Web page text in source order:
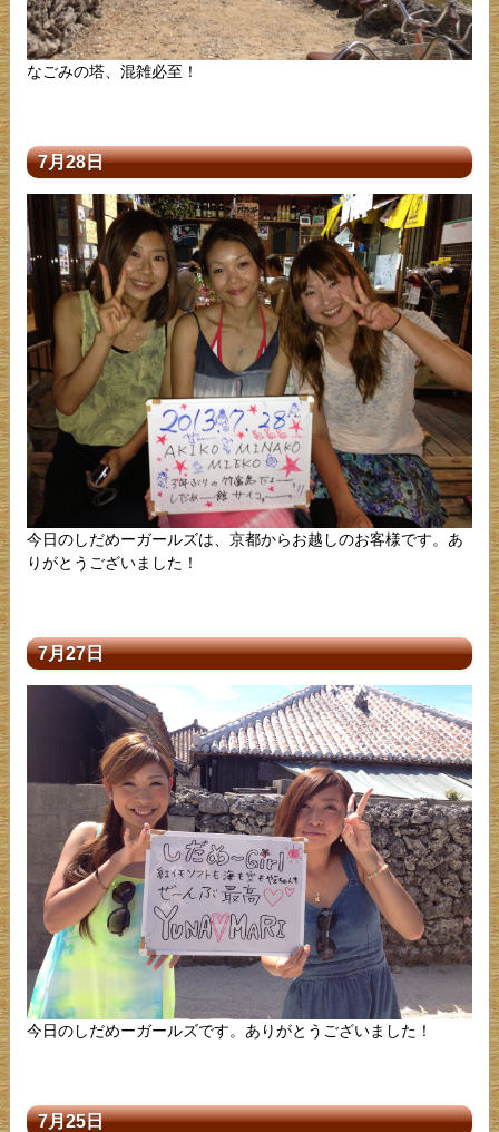
なごみの塔、混雑必至！
7月28日
今日のしだめーガールズは、京都からお越しのお客様です。あ
りがとうございました！
7月27日
今日のしだめーガールズです。ありがとうございました！
7月25日